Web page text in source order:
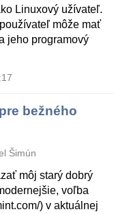
Linuxový užívateľ.
môže mať
jeho programový
bežného
Šimún
môj starý dobrý
voľba
) v aktuálnej